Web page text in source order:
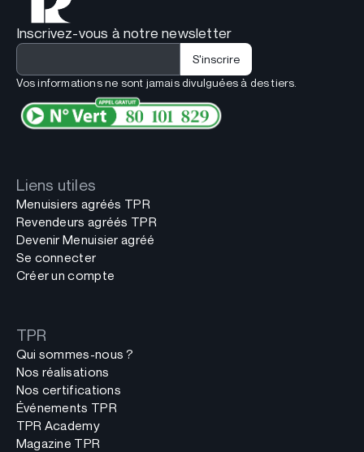
Inscrivez-vous à notre newsletter
Vos informations ne sont jamais divulguées à des tiers.
Liens utiles
Menuisiers agréés TPR
Revendeurs agréés TPR
Devenir Menuisier agréé
Se connecter
Créer un compte
TPR
Qui sommes-nous ?
Nos réalisations
Nos certifications
Événements TPR
TPR Academy
Magazine TPR